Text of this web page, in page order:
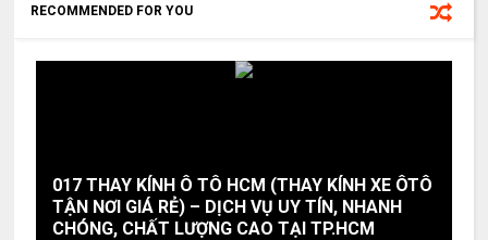
RECOMMENDED FOR YOU
017 THAY KÍNH Ô TÔ HCM (THAY KÍNH XE ÔTÔ
TẬN NƠI GIÁ RẺ) – DỊCH VỤ UY TÍN, NHANH
CHÓNG, CHẤT LƯỢNG CAO TẠI TP.HCM